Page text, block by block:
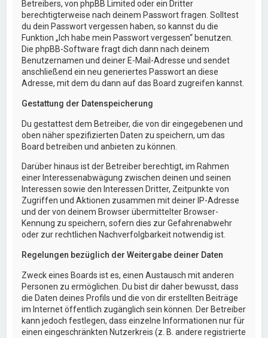
Betreibers, von phpBB Limited oder ein Dritter
berechtigterweise nach deinem Passwort fragen. Solltest
du dein Passwort vergessen haben, so kannst du die
Funktion „Ich habe mein Passwort vergessen“ benutzen.
Die phpBB-Software fragt dich dann nach deinem
Benutzernamen und deiner E-Mail-Adresse und sendet
anschließend ein neu generiertes Passwort an diese
Adresse, mit dem du dann auf das Board zugreifen kannst.
Gestattung der Datenspeicherung
Du gestattest dem Betreiber, die von dir eingegebenen und
oben näher spezifizierten Daten zu speichern, um das
Board betreiben und anbieten zu können.
Darüber hinaus ist der Betreiber berechtigt, im Rahmen
einer Interessenabwägung zwischen deinen und seinen
Interessen sowie den Interessen Dritter, Zeitpunkte von
Zugriffen und Aktionen zusammen mit deiner IP-Adresse
und der von deinem Browser übermittelter Browser-
Kennung zu speichern, sofern dies zur Gefahrenabwehr
oder zur rechtlichen Nachverfolgbarkeit notwendig ist.
Regelungen bezüglich der Weitergabe deiner Daten
Zweck eines Boards ist es, einen Austausch mit anderen
Personen zu ermöglichen. Du bist dir daher bewusst, dass
die Daten deines Profils und die von dir erstellten Beiträge
im Internet öffentlich zugänglich sein können. Der Betreiber
kann jedoch festlegen, dass einzelne Informationen nur für
einen eingeschränkten Nutzerkreis (z. B. andere registrierte